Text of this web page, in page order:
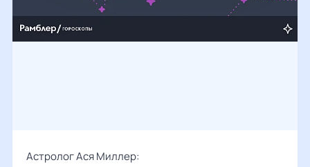
Астролог Ася Миллер: